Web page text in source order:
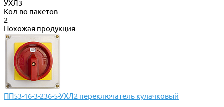
УХЛ3
Кол-во пакетов
2
Похожая продукция
ПП53-16-3-236-5-УХЛ2 переключатель кулачковый